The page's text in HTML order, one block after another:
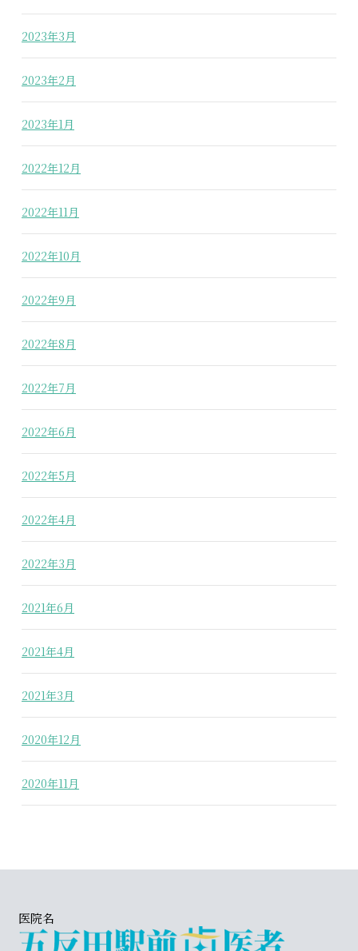
2023年3月
2023年2月
2023年1月
2022年12月
2022年11月
2022年10月
2022年9月
2022年8月
2022年7月
2022年6月
2022年5月
2022年4月
2022年3月
2021年6月
2021年4月
2021年3月
2020年12月
2020年11月
医院名